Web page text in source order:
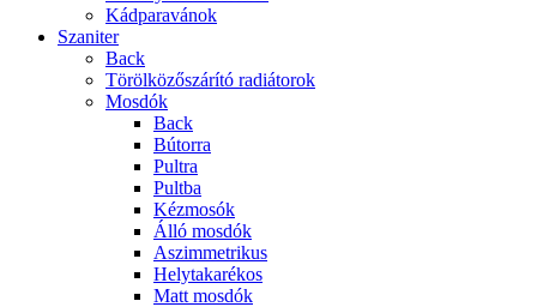
Kádparavánok
Szaniter
Back
Törölközőszárító radiátorok
Mosdók
Back
Bútorra
Pultra
Pultba
Kézmosók
Álló mosdók
Aszimmetrikus
Helytakarékos
Matt mosdók